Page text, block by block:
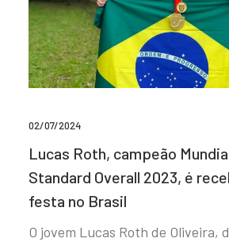
02/07/2024
Lucas Roth, campeão
Standard Overall 2023, é
festa no Brasil
O jovem Lucas Roth de Oliveira,